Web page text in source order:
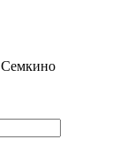
Семкино